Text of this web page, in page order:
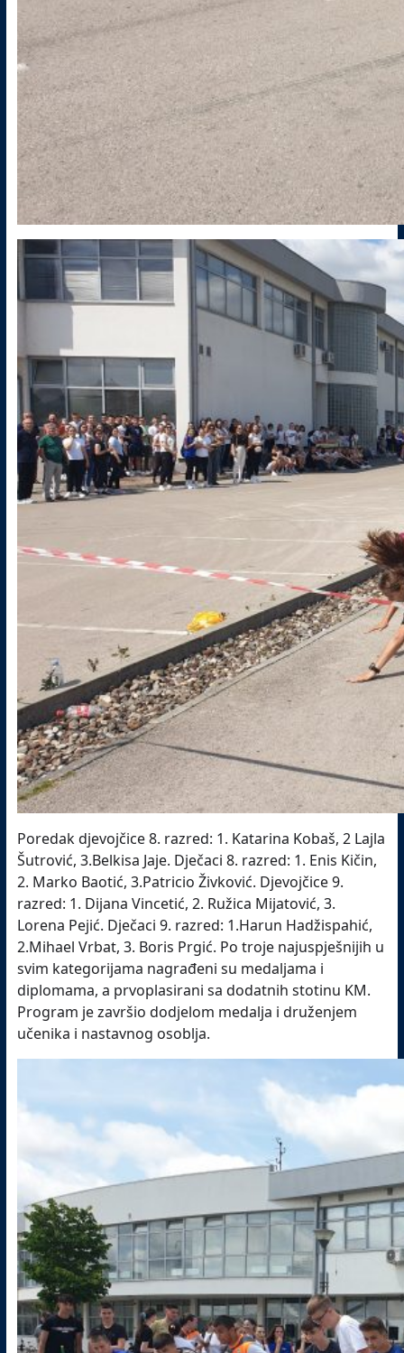
Poredak djevojčice 8. razred: 1. Katarina Kobaš, 2 Lajla
Šutrović, 3.Belkisa Jaje. Dječaci 8. razred: 1. Enis Kičin,
2. Marko Baotić, 3.Patricio Živković. Djevojčice 9.
razred: 1. Dijana Vincetić, 2. Ružica Mijatović, 3.
Lorena Pejić. Dječaci 9. razred: 1.Harun Hadžispahić,
2.Mihael Vrbat, 3. Boris Prgić. Po troje najuspješnijih u
svim kategorijama nagrađeni su medaljama i
diplomama, a prvoplasirani sa dodatnih stotinu KM.
Program je završio dodjelom medalja i druženjem
učenika i nastavnog osoblja.